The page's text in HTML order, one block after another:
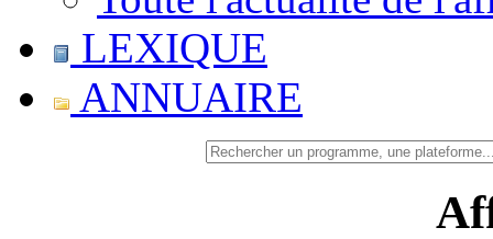
LEXIQUE
ANNUAIRE